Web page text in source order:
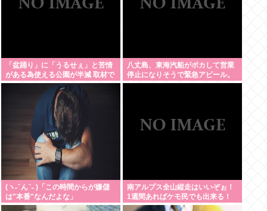
「盆踊り」に「うるせぇ」と苦情
がある為使える公園が半減 取材で
はうるさいと答える住民はおらず
こどおじみたいのが電話してんだ
八丈島、東海汽船がポカして営業
停止になりそうで緊急アピール。
生活物資が届かなくなるかも。ア
(ヽ˶ ᷇ ん ᷆ ˵ )「この時間からが嫌儲
は"本番"なんだよな」
南アルプス全山縦走はいいぞぉ！
1週間あればケモ民でも出来る！
お盆休みにやってみなイカ？